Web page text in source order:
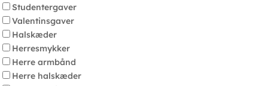
Studentergaver
Valentinsgaver
Halskæder
Herresmykker
Herre armbånd
Herre halskæder